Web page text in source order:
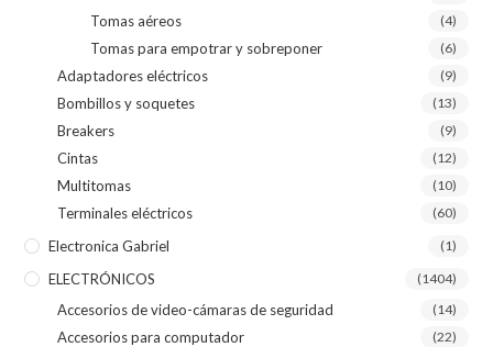
Tomas aéreos (4)
Tomas para empotrar y sobreponer (6)
Adaptadores eléctricos (9)
Bombillos y soquetes (13)
Breakers (9)
Cintas (12)
Multitomas (10)
Terminales eléctricos (60)
Electronica Gabriel (1)
ELECTRÓNICOS (1404)
Accesorios de video-cámaras de seguridad (14)
Accesorios para computador (22)